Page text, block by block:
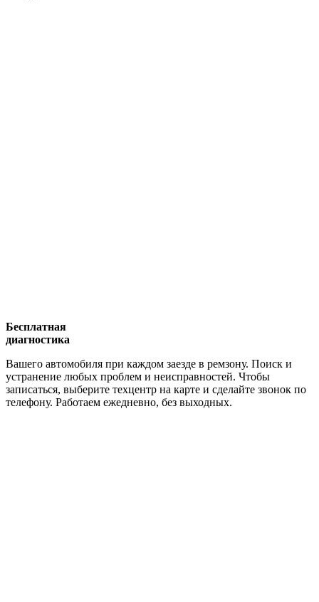
Бесплатная
диагностика
Вашего автомобиля при каждом заезде в ремзону. Поиск и
устранение любых проблем и неисправностей. Чтобы
записаться, выберите техцентр на карте и сделайте звонок по
телефону. Работаем ежедневно, без выходных.